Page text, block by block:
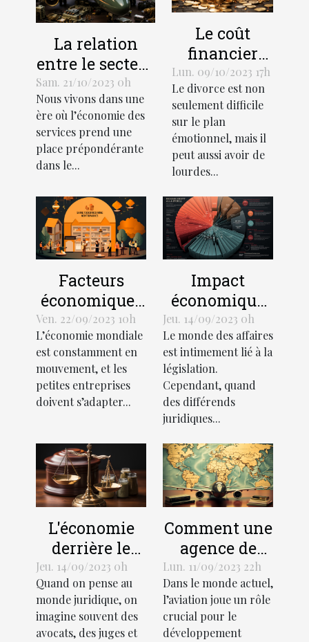
La relation
entre le secteur
des services et
le
développement
économique
Sam. 21/10/2023 0h
Nous vivons dans une
ère où l’économie des
services prend une
place prépondérante
dans le...
Le coût
financier
d'un divorce:
Comment
gérer votre
budget
Lun. 09/10/2023 17h
Le divorce est non
seulement difficile
sur le plan
émotionnel, mais il
peut aussi avoir de
lourdes...
Facteurs
économiques
influant sur la
croissance
des petites
entreprises
Ven. 22/09/2023 10h
L’économie mondiale
est constamment en
mouvement, et les
petites entreprises
doivent s’adapter...
Impact
économique
des litiges
juridiques
Jeu. 14/09/2023 0h
Le monde des affaires
est intimement lié à la
législation.
Cependant, quand
des différends
juridiques...
L'économie
derrière le
support
juridique :
coûts et
avantages
Jeu. 14/09/2023 0h
Quand on pense au
monde juridique, on
imagine souvent des
avocats, des juges et
Comment une
agence de
traduction
aéronautique
peut stimuler
l'économie
Lun. 11/09/2023 22h
Dans le monde actuel,
l’aviation joue un rôle
crucial pour le
développement